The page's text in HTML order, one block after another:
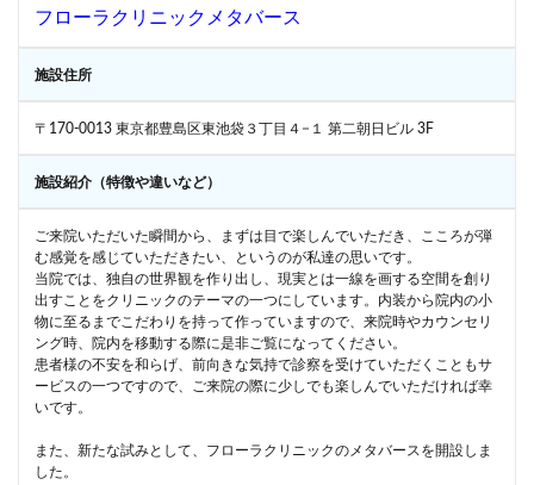
フローラクリニックメタバース
施設住所
〒170-0013 東京都豊島区東池袋３丁目４−１ 第二朝日ビル 3F
施設紹介（特徴や違いなど）
ご来院いただいた瞬間から、まずは目で楽しんでいただき、こころが弾
む感覚を感じていただきたい、というのが私達の思いです。
当院では、独自の世界観を作り出し、現実とは一線を画する空間を創り
出すことをクリニックのテーマの一つにしています。内装から院内の小
物に至るまでこだわりを持って作っていますので、来院時やカウンセリ
ング時、院内を移動する際に是非ご覧になってください。
患者様の不安を和らげ、前向きな気持で診察を受けていただくこともサ
ービスの一つですので、ご来院の際に少しでも楽しんでいただければ幸
いです。
また、新たな試みとして、フローラクリニックのメタバースを開設しま
した。